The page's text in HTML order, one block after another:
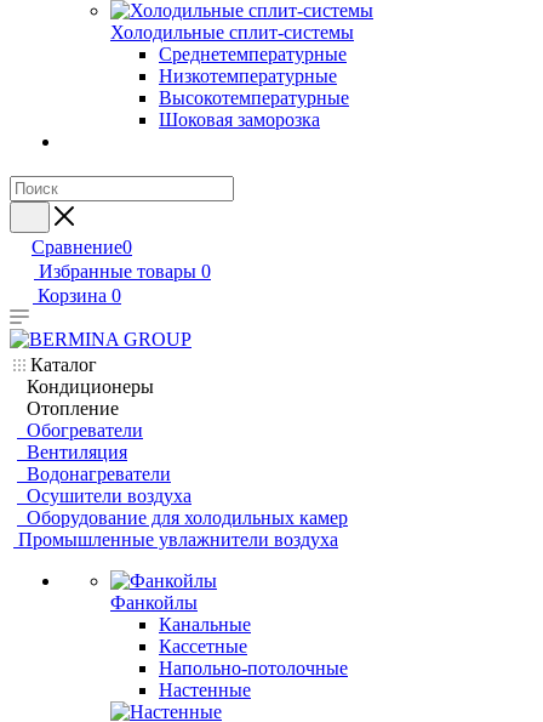
Холодильные сплит-системы
Среднетемпературные
Низкотемпературные
Высокотемпературные
Шоковая заморозка
Сравнение0
Избранные товары 0
Корзина 0
Каталог
Кондиционеры
Отопление
Обогреватели
Вентиляция
Водонагреватели
Осушители воздуха
Оборудование для холодильных камер
Промышленные увлажнители воздуха
Фанкойлы
Канальные
Кассетные
Напольно-потолочные
Настенные